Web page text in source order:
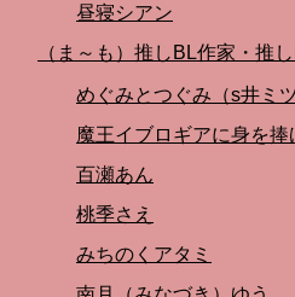
昼寝シアン
（ま～も）推しBL作家・推
めぐみとつぐみ（s井ミツ
魔王イブロギアに身を捧
百瀬あん
桃季さえ
みちのくアタミ